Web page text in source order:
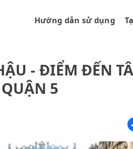
Hướng dẫn sử dụng
- ĐIỂM ĐẾN
5